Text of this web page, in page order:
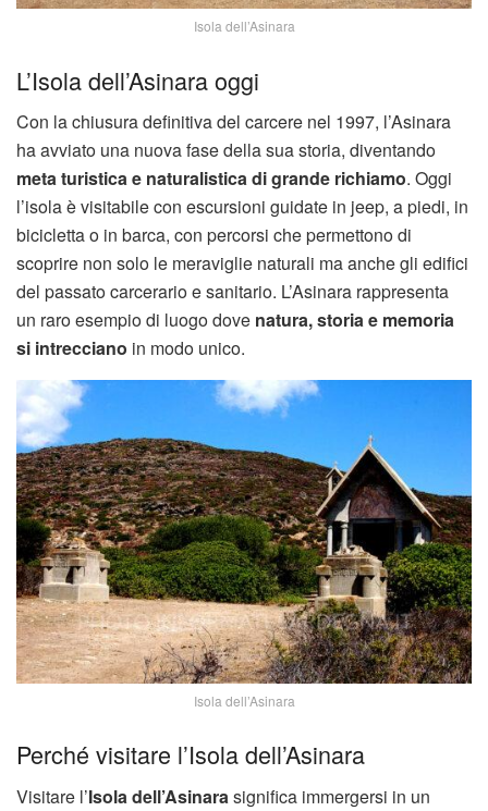
Isola dell’Asinara
L’Isola dell’Asinara oggi
Con la chiusura definitiva del carcere nel 1997, l’Asinara
ha avviato una nuova fase della sua storia, diventando
meta turistica e naturalistica di grande richiamo. Oggi
l’isola è visitabile con escursioni guidate in jeep, a piedi, in
bicicletta o in barca, con percorsi che permettono di
scoprire non solo le meraviglie naturali ma anche gli edifici
del passato carcerario e sanitario. L’Asinara rappresenta
un raro esempio di luogo dove natura, storia e memoria
si intrecciano in modo unico.
Isola dell’Asinara
Perché visitare l’Isola dell’Asinara
Visitare l’Isola dell’Asinarasignifica immergersi in un